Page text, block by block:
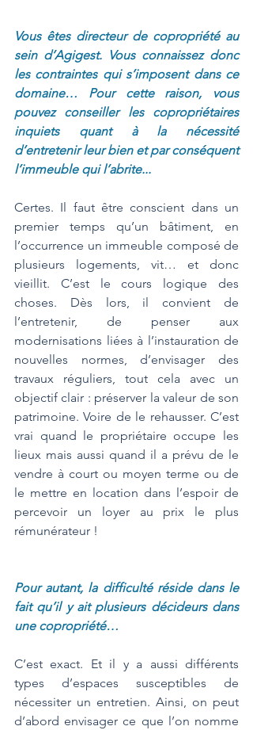
Vous êtes directeur de copropriété au
sein d’Agigest. Vous connaissez donc
les contraintes qui s’imposent dans ce
domaine… Pour cette raison, vous
pouvez conseiller les copropriétaires
inquiets quant à la nécessité
d’entretenir leur bien et par conséquent
l’immeuble qui l’abrite...
Certes. Il faut être conscient dans un
premier temps qu’un bâtiment, en
l’occurrence un immeuble composé de
plusieurs logements, vit… et donc
vieillit. C’est le cours logique des
choses. Dès lors, il convient de
l’entretenir, de penser aux
modernisations liées à l’instauration de
nouvelles normes, d’envisager des
travaux réguliers, tout cela avec un
objectif clair : préserver la valeur de son
patrimoine. Voire de le rehausser. C’est
vrai quand le propriétaire occupe les
lieux mais aussi quand il a prévu de le
vendre à court ou moyen terme ou de
le mettre en location dans l’espoir de
percevoir un loyer au prix le plus
rémunérateur !
Pour autant, la difficulté réside dans le
fait qu’il y ait plusieurs décideurs dans
une copropriété…
C’est exact. Et il y a aussi différents
types d’espaces susceptibles de
nécessiter un entretien. Ainsi, on peut
d’abord envisager ce que l’on nomme